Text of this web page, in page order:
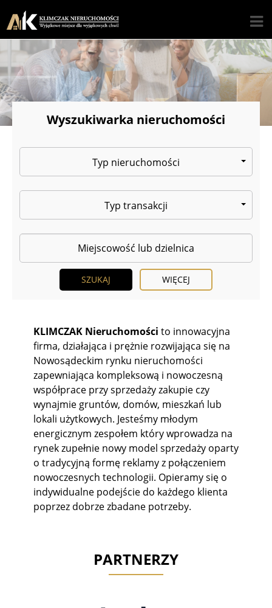
Wyszukiwarka nieruchomości
Typ nieruchomości
Typ transakcji
WIĘCEJ
KLIMCZAK Nieruchomości to innowacyjna
firma, działająca i prężnie rozwijająca się na
Nowosądeckim rynku nieruchomości
zapewniająca kompleksową i nowoczesną
współprace przy sprzedaży zakupie czy
wynajmie gruntów, domów, mieszkań lub
lokali użytkowych. Jesteśmy młodym
energicznym zespołem który wprowadza na
rynek zupełnie nowy model sprzedaży oparty
o tradycyjną formę reklamy z połączeniem
nowoczesnych technologii. Opieramy się o
indywidualne podejście do każdego klienta
poprzez dobrze zbadane potrzeby.
PARTNERZY